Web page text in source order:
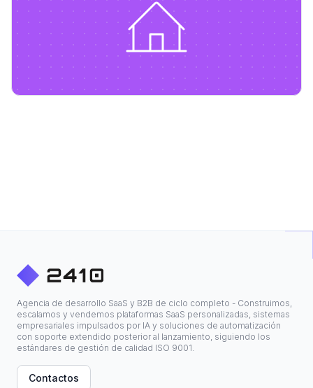
Agencia de desarrollo SaaS y B2B de ciclo completo - Construimos,
escalamos y vendemos plataformas SaaS personalizadas, sistemas
empresariales impulsados por IA y soluciones de automatización
con soporte extendido posterior al lanzamiento, siguiendo los
estándares de gestión de calidad ISO 9001.
Contactos